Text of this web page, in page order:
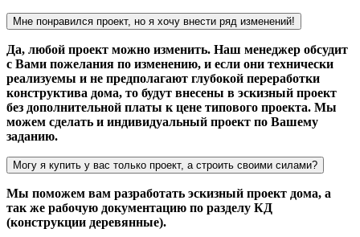
Мне понравился проект, но я хочу внести ряд изменений!
Да, любой проект можно изменить. Наш менеджер обсудит
с Вами пожелания по изменению, и если они технически
реализуемы и не предполагают глубокой переработки
конструктива дома, то будут внесены в эскизный проект
без дополнительной платы к цене типового проекта. Мы
можем сделать и индивидуальный проект по Вашему
заданию.
Могу я купить у вас только проект, а строить своими силами?
Мы поможем вам разработать эскизный проект дома, а
так же рабочую документацию по разделу КД
(конструкции деревянные).